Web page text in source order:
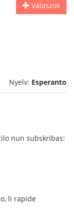
Válaszok
Nyelv: Esperanto
nun subskribas:
li rapide